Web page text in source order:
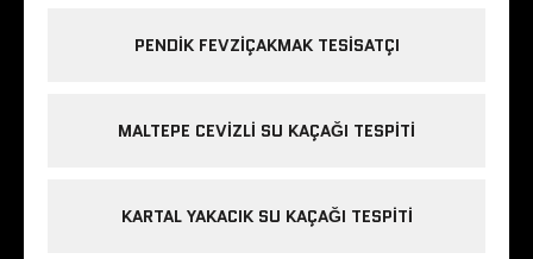
PENDIK FEVZIÇAKMAK TESISATÇI
MALTEPE CEVIZLI SU KAÇAĞI TESPITI
KARTAL YAKACIK SU KAÇAĞI TESPITI